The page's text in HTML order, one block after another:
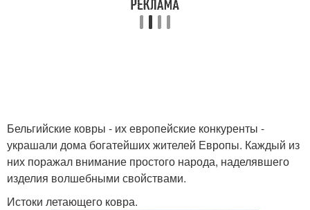
Бельгийские ковры - их европейские конкуренты -
украшали дома богатейших жителей Европы. Каждый из
них поражал внимание простого народа, наделявшего
изделия волшебными свойствами.
Истоки летающего ковра.